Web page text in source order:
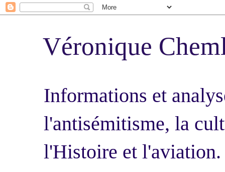
Véronique
Informations et
l'antisémitisme, la
l'Histoire et l'aviation.